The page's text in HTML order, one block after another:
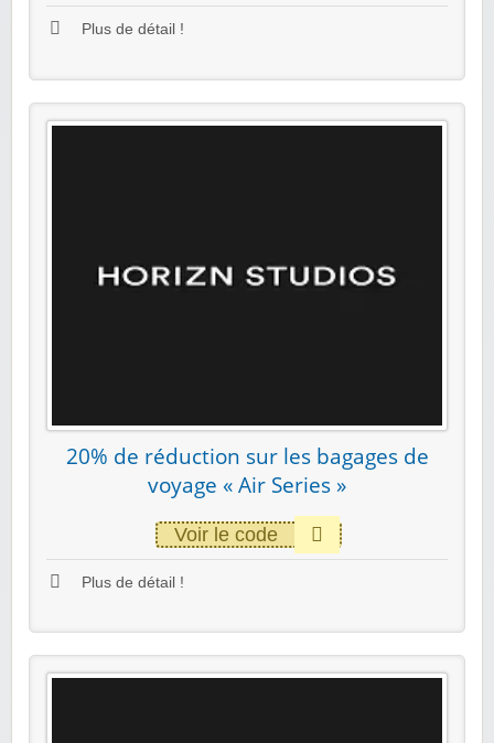
Plus de détail !
20% de réduction sur les bagages de
voyage « Air Series »
Voir le code
Plus de détail !